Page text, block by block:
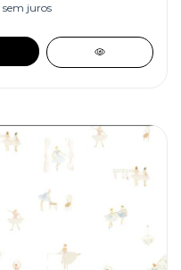
sem juros